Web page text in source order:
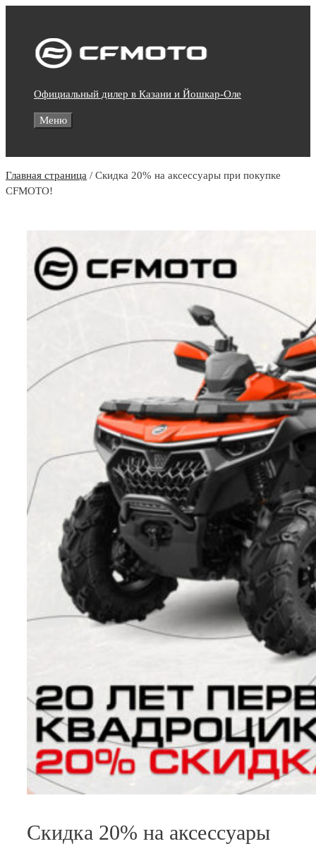
content
Официальный дилер в Казани и Йошкар-Оле
Меню
Главная страница / Скидка 20% на аксессуары при покупке
CFMOTO!
Скидка 20% на аксессуары